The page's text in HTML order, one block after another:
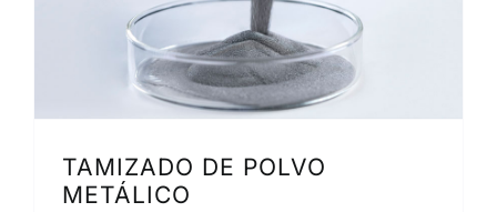
CONTACTO
TAMIZADO DE POLVO
METÁLICO